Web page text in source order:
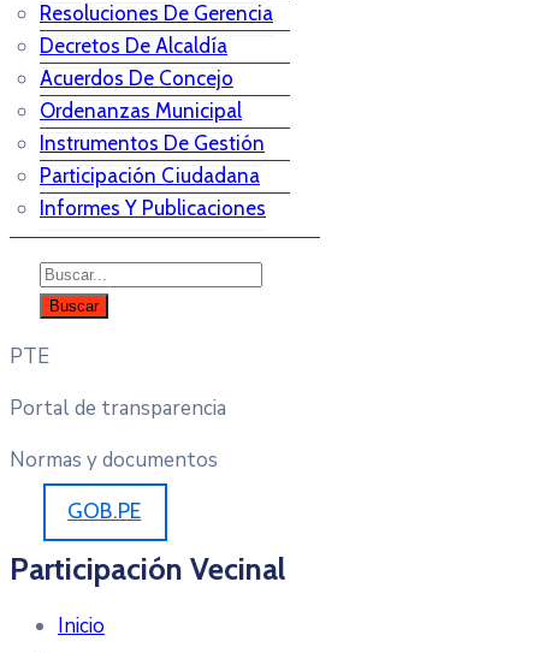
Resoluciones De Gerencia
Decretos De Alcaldía
Acuerdos De Concejo
Ordenanzas Municipal
Instrumentos De Gestión
Participación Ciudadana
Informes Y Publicaciones
PTE
Portal de transparencia
Normas y documentos
GOB.PE
Participación Vecinal
Inicio